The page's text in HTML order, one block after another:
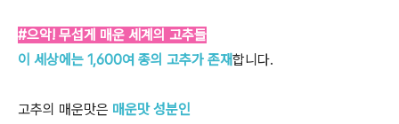
#으악! 무섭게 매운 세계의 고추들
이 세상에는 1,600여 종의 고추가 존재합니다.
고추의 매운맛은 매운맛 성분인